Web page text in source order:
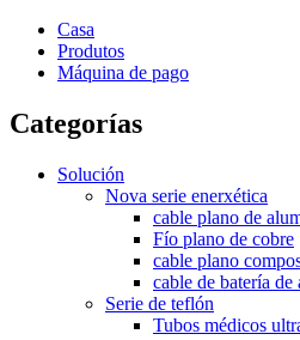
Casa
Produtos
Máquina de pago
Categorías
Solución
Nova serie enerxética
cable plano de
Fío plano de cobre
cable plano
cable de batería de
Serie de teflón
Tubos médicos